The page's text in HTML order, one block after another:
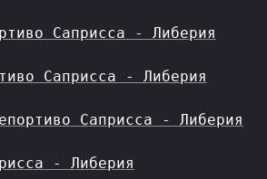
Саприсса - Либерия
Саприсса - Либерия
Саприсса - Либерия
- Либерия